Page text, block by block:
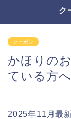
ク
クーポン
かほりの
ている方へ
2025年11月最